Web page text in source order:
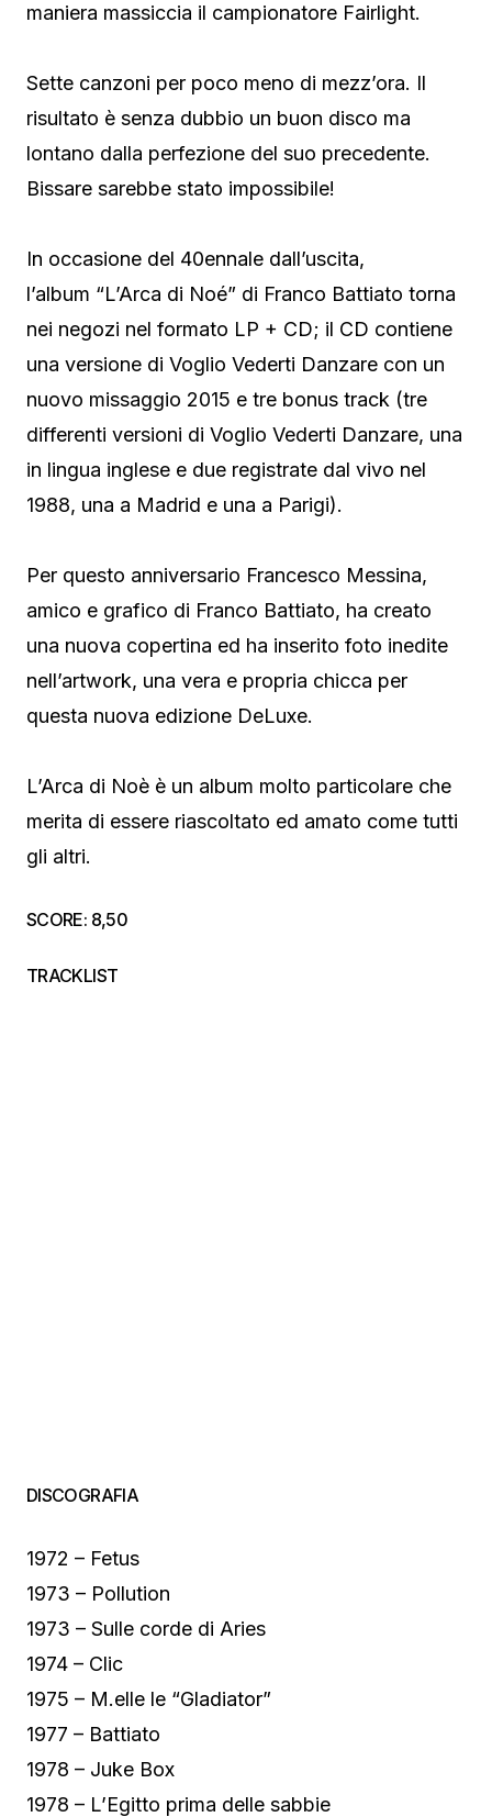
maniera massiccia il campionatore Fairlight.
Sette canzoni per poco meno di mezz’ora. Il
risultato è senza dubbio un buon disco ma
lontano dalla perfezione del suo precedente.
Bissare sarebbe stato impossibile!
In occasione del 40ennale dall’uscita,
l’album “L’Arca di Noé” di Franco Battiato torna
nei negozi nel formato LP + CD; il CD contiene
una versione di Voglio Vederti Danzare con un
nuovo missaggio 2015 e tre bonus track (tre
differenti versioni di Voglio Vederti Danzare, una
in lingua inglese e due registrate dal vivo nel
1988, una a Madrid e una a Parigi).
Per questo anniversario Francesco Messina,
amico e grafico di Franco Battiato, ha creato
una nuova copertina ed ha inserito foto inedite
nell’artwork, una vera e propria chicca per
questa nuova edizione DeLuxe.
L’Arca di Noè è un album molto particolare che
merita di essere riascoltato ed amato come tutti
gli altri.
SCORE: 8,50
TRACKLIST
DISCOGRAFIA
1972 – Fetus
1973 – Pollution
1973 – Sulle corde di Aries
1974 – Clic
1975 – M.elle le “Gladiator”
1977 – Battiato
1978 – Juke Box
1978 – L’Egitto prima delle sabbie